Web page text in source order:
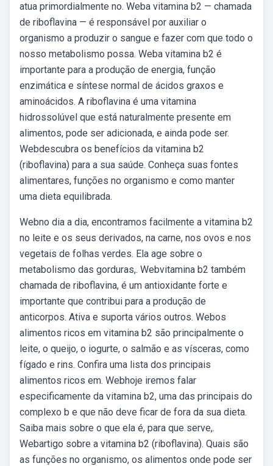
atua primordialmente no. Weba vitamina b2 — chamada
de riboflavina — é responsável por auxiliar o
organismo a produzir o sangue e fazer com que todo o
nosso metabolismo possa. Weba vitamina b2 é
importante para a produção de energia, função
enzimática e síntese normal de ácidos graxos e
aminoácidos. A riboflavina é uma vitamina
hidrossolúvel que está naturalmente presente em
alimentos, pode ser adicionada, e ainda pode ser.
Webdescubra os benefícios da vitamina b2
(riboflavina) para a sua saúde. Conheça suas fontes
alimentares, funções no organismo e como manter
uma dieta equilibrada.
Webno dia a dia, encontramos facilmente a vitamina b2
no leite e os seus derivados, na carne, nos ovos e nos
vegetais de folhas verdes. Ela age sobre o
metabolismo das gorduras,. Webvitamina b2 também
chamada de riboflavina, é um antioxidante forte e
importante que contribui para a produção de
anticorpos. Ativa e suporta vários outros. Webos
alimentos ricos em vitamina b2 são principalmente o
leite, o queijo, o iogurte, o salmão e as vísceras, como
fígado e rins. Confira uma lista dos principais
alimentos ricos em. Webhoje iremos falar
especificamente da vitamina b2, uma das principais do
complexo b e que não deve ficar de fora da sua dieta.
Saiba mais sobre o que ela é, para que serve,.
Webartigo sobre a vitamina b2 (riboflavina). Quais são
as funções no organismo, os alimentos onde pode ser